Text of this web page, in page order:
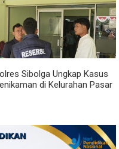
Sibolga Ungkap Kasus
di Kelurahan Pasar